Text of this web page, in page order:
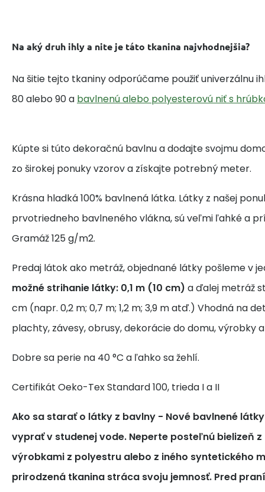
Na aký druh ihly a nite je táto tkanina najvhodnejšia?
Na šitie tejto tkaniny odporúčame použiť univerzálnu
80 alebo 90 a bavlnenú alebo polyesterovú niť s
Kúpte si túto dekoračnú bavlnu a dodajte svojmu
zo širokej ponuky vzorov a získajte potrebný meter.
Krásna hladká 100% bavlnená látka. Látky z našej
prvotriedneho bavlneného vlákna, sú veľmi ľahké a
Gramáž 125 g/m2.
Predaj látok ako metráž, objednané látky pošleme v
možné strihanie látky: 0,1 m (10 cm) a ďalej metráž
cm (napr. 0,2 m; 0,7 m; 1,2 m; 3,9 m atď.) Vhodná na
plachty, závesy, obrusy, dekorácie do domu, výrobky
Dobre sa perie na 40 °C a ľahko sa žehlí.
Certifikát Oeko-Tex Standard 100, trieda I a II
Ako sa starať o látky z bavlny - Nové bavlnené
vyprať v studenej vode. Neperte posteľnú bielizeň
výrobkami z polyestru alebo z iného syntetického
prirodzená tkanina stráca svoju jemnosť. Pred